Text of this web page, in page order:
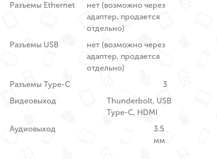
Разъемы Ethernet
нет (возможно через
адаптер, продается
отдельно)
Разъемы USB
нет (возможно через
адаптер, продается
отдельно)
Разъемы Type-C
3
Видеовыход
Thunderbolt, USB
Type-С, HDMI
Аудиовыход
3.5
мм